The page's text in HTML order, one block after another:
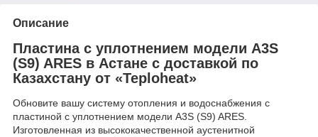
Описание
Пластина с уплотнением модели A3S
(S9) ARES в Астане с доставкой по
Казахстану от «Teploheat»
Обновите вашу систему отопления и водоснабжения с
пластиной с уплотнением модели A3S (S9) ARES.
Изготовленная из высококачественной аустенитной